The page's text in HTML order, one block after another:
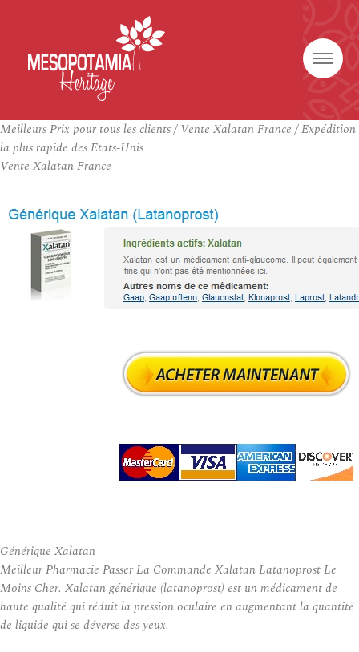
Meilleurs Prix pour tous les clients / Vente Xalatan France / Expédition
la plus rapide des Etats-Unis
Vente Xalatan France
Générique Xalatan
Meilleur Pharmacie Passer La Commande Xalatan Latanoprost Le
Moins Cher. Xalatan générique (latanoprost) est un médicament de
haute qualité qui réduit la pression oculaire en augmentant la quantité
de liquide qui se déverse des yeux.